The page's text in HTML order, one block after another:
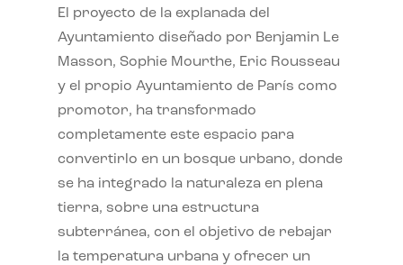
El proyecto de la explanada del
Ayuntamiento diseñado por Benjamin Le
Masson, Sophie Mourthe, Eric Rousseau
y el propio Ayuntamiento de París como
promotor, ha transformado
completamente este espacio para
convertirlo en un bosque urbano, donde
se ha integrado la naturaleza en plena
tierra, sobre una estructura
subterránea, con el objetivo de rebajar
la temperatura urbana y ofrecer un